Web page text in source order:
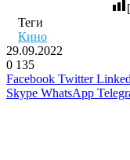
Теги
Кино
29.09.2022
0 135
Facebook Twitter
Skype WhatsApp